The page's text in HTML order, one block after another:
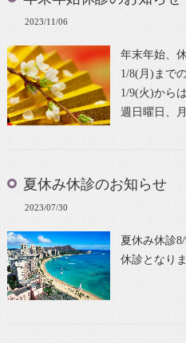
2023/11/06
年末年始、
1/8(月)まで
1/9(火)から
週日曜日、
夏休み休診のお知らせ
2023/07/30
夏休み休診
休診となり